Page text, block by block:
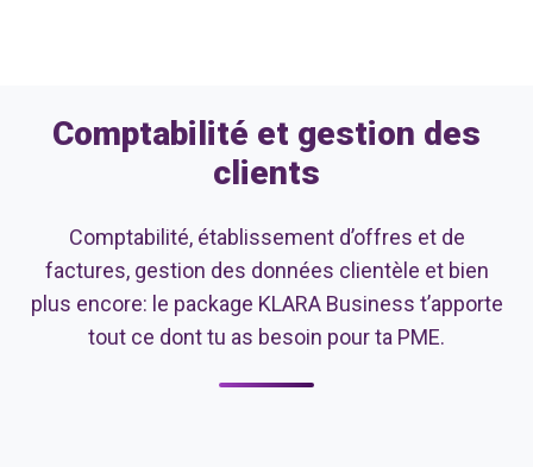
Comptabilité et gestion des
clients
Comptabilité, établissement d’offres et de
factures, gestion des données clientèle et bien
plus encore: le package KLARA Business t’apporte
tout ce dont tu as besoin pour ta PME.